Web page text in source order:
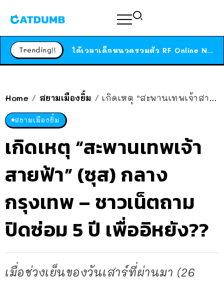
Trending!! ได้เวลาเด็กหนวดรวมตัว RF Online Next เปิดให้เล่นแล้ว เกม Sci-Fi MMORPG ระดับตำนาน เล่นได้ทั้งมือถือและ PC
Home / สยามเมืองยิ้ม / เกิดเหตุ “สะพานเทพเจ้าสายฟ้า” (ซุส) กลางกรุงเทพ – ชาวเน็ตถาม ปิดซ่อม 5 ปี เพื่ออิหยัง??
สยามเมืองยิ้ม
เกิดเหตุ “สะพานเทพเจ้า
สายฟ้า” (ซุส) กลาง
กรุงเทพ – ชาวเน็ตถาม
ปิดซ่อม 5 ปี เพื่ออิหยัง??
เมื่อช่วงเย็นของวันเสาร์ที่ผ่านมา (26